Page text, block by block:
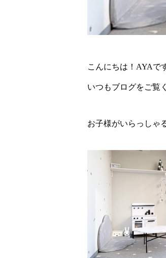
こんにちは！AYAで
いつもブログをご覧
お子様がいらっしゃ